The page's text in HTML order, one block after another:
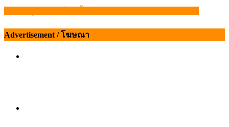
แนะแนว
เรื่อง
Advertisement / โฆษณา